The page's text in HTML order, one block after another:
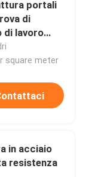
portali
di
di lavoro
Q235
square meter
in acciaio
resistenza